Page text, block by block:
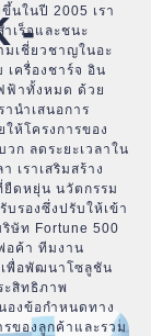
-
นในปี 2005 เรา
เร็จและชนะ
มเชี่ยวชาญในอะ
ครื่องชาร์จ อิน
ฟ้าทั้งหมด ด้วย
นำเสนอการ
ห้โครงการของ
ก ลดระยะเวลาใน
เราเสริมสร้าง
ยืดหยุ่น นวัตกรรม
รองซึ่งปรับให้เข้า
ษัท Fortune 500
อค้า ทีมงาน
เพื่อพัฒนาโซลูชัน
ะสิทธิภาพ
งข้อกำหนดทาง
ของลูกค้าและรวม